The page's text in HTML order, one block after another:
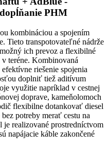
PHM
kombináciou a spojením
Tieto transpotovateľné nádrže
ich prevoz a flexibilné
teréne. Kombinovaná
riešenie spojenia
doplniť tiež aditívum
využitie napríklad v cestnej
doprave, kameňolomoch
flexibilne dotankovať diesel
potreby merať cestu na
je realizované prostredníctvom
napájacie káble zakončené